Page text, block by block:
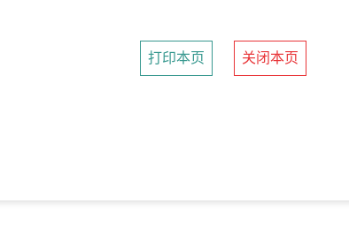
打印本页 关闭本页